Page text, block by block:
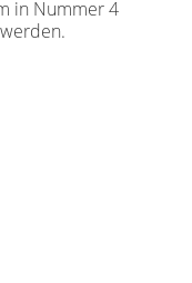
in Nummer 4